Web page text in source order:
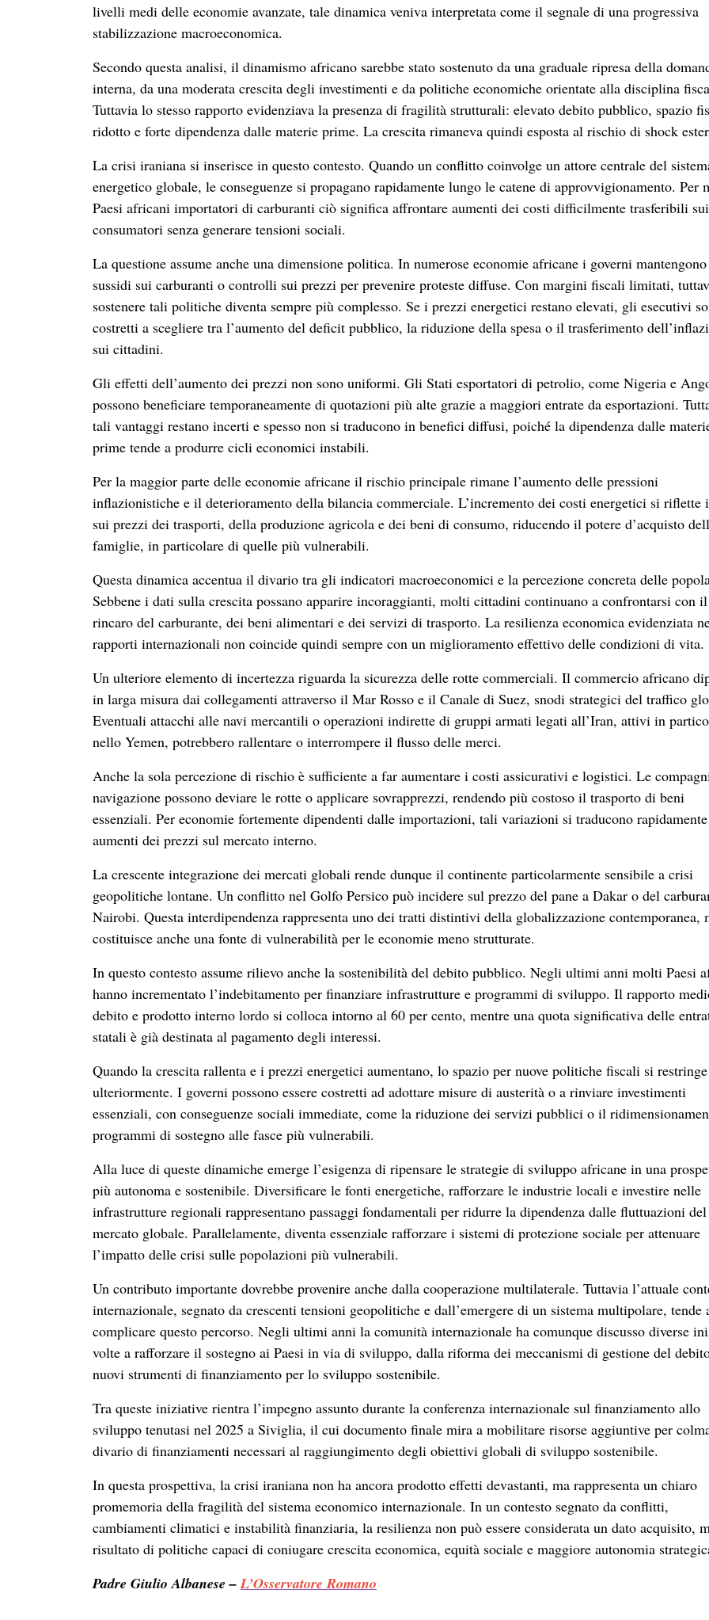
livelli medi delle economie avanzate, tale dinamica veniva interpretata come il segnale di una progressiva
stabilizzazione macroeconomica.
Secondo questa analisi, il dinamismo africano sarebbe stato sostenuto da una graduale ripresa della
interna, da una moderata crescita degli investimenti e da politiche economiche orientate alla disciplina
Tuttavia lo stesso rapporto evidenziava la presenza di fragilità strutturali: elevato debito pubblico, spazio
ridotto e forte dipendenza dalle materie prime. La crescita rimaneva quindi esposta al rischio di shock
La crisi iraniana si inserisce in questo contesto. Quando un conflitto coinvolge un attore centrale del
energetico globale, le conseguenze si propagano rapidamente lungo le catene di approvvigionamento. Per
Paesi africani importatori di carburanti ciò significa affrontare aumenti dei costi difficilmente trasferibili sui
consumatori senza generare tensioni sociali.
La questione assume anche una dimensione politica. In numerose economie africane i governi mantengono
sussidi sui carburanti o controlli sui prezzi per prevenire proteste diffuse. Con margini fiscali limitati,
sostenere tali politiche diventa sempre più complesso. Se i prezzi energetici restano elevati, gli esecutivi
costretti a scegliere tra l’aumento del deficit pubblico, la riduzione della spesa o il trasferimento
sui cittadini.
Gli effetti dell’aumento dei prezzi non sono uniformi. Gli Stati esportatori di petrolio, come Nigeria e
possono beneficiare temporaneamente di quotazioni più alte grazie a maggiori entrate da esportazioni.
tali vantaggi restano incerti e spesso non si traducono in benefici diffusi, poiché la dipendenza dalle
prime tende a produrre cicli economici instabili.
Per la maggior parte delle economie africane il rischio principale rimane l’aumento delle pressioni
inflazionistiche e il deterioramento della bilancia commerciale. L’incremento dei costi energetici si riflette
sui prezzi dei trasporti, della produzione agricola e dei beni di consumo, riducendo il potere d’acquisto
famiglie, in particolare di quelle più vulnerabili.
Questa dinamica accentua il divario tra gli indicatori macroeconomici e la percezione concreta delle
Sebbene i dati sulla crescita possano apparire incoraggianti, molti cittadini continuano a confrontarsi con il
rincaro del carburante, dei beni alimentari e dei servizi di trasporto. La resilienza economica evidenziata
rapporti internazionali non coincide quindi sempre con un miglioramento effettivo delle condizioni di vita.
Un ulteriore elemento di incertezza riguarda la sicurezza delle rotte commerciali. Il commercio africano
in larga misura dai collegamenti attraverso il Mar Rosso e il Canale di Suez, snodi strategici del traffico
Eventuali attacchi alle navi mercantili o operazioni indirette di gruppi armati legati all’Iran, attivi in
nello Yemen, potrebbero rallentare o interrompere il flusso delle merci.
Anche la sola percezione di rischio è sufficiente a far aumentare i costi assicurativi e logistici. Le
navigazione possono deviare le rotte o applicare sovrapprezzi, rendendo più costoso il trasporto di beni
essenziali. Per economie fortemente dipendenti dalle importazioni, tali variazioni si traducono
aumenti dei prezzi sul mercato interno.
La crescente integrazione dei mercati globali rende dunque il continente particolarmente sensibile a crisi
geopolitiche lontane. Un conflitto nel Golfo Persico può incidere sul prezzo del pane a Dakar o del
Nairobi. Questa interdipendenza rappresenta uno dei tratti distintivi della globalizzazione contemporanea,
costituisce anche una fonte di vulnerabilità per le economie meno strutturate.
In questo contesto assume rilievo anche la sostenibilità del debito pubblico. Negli ultimi anni molti Paesi
hanno incrementato l’indebitamento per finanziare infrastrutture e programmi di sviluppo. Il rapporto
debito e prodotto interno lordo si colloca intorno al 60 per cento, mentre una quota significativa delle
statali è già destinata al pagamento degli interessi.
Quando la crescita rallenta e i prezzi energetici aumentano, lo spazio per nuove politiche fiscali si restringe
ulteriormente. I governi possono essere costretti ad adottare misure di austerità o a rinviare investimenti
essenziali, con conseguenze sociali immediate, come la riduzione dei servizi pubblici o il
programmi di sostegno alle fasce più vulnerabili.
Alla luce di queste dinamiche emerge l’esigenza di ripensare le strategie di sviluppo africane in una
più autonoma e sostenibile. Diversificare le fonti energetiche, rafforzare le industrie locali e investire nelle
infrastrutture regionali rappresentano passaggi fondamentali per ridurre la dipendenza dalle fluttuazioni del
mercato globale. Parallelamente, diventa essenziale rafforzare i sistemi di protezione sociale per attenuare
l’impatto delle crisi sulle popolazioni più vulnerabili.
Un contributo importante dovrebbe provenire anche dalla cooperazione multilaterale. Tuttavia l’attuale
internazionale, segnato da crescenti tensioni geopolitiche e dall’emergere di un sistema multipolare, tende
complicare questo percorso. Negli ultimi anni la comunità internazionale ha comunque discusso diverse
volte a rafforzare il sostegno ai Paesi in via di sviluppo, dalla riforma dei meccanismi di gestione del
nuovi strumenti di finanziamento per lo sviluppo sostenibile.
Tra queste iniziative rientra l’impegno assunto durante la conferenza internazionale sul finanziamento allo
sviluppo tenutasi nel 2025 a Siviglia, il cui documento finale mira a mobilitare risorse aggiuntive per
divario di finanziamenti necessari al raggiungimento degli obiettivi globali di sviluppo sostenibile.
In questa prospettiva, la crisi iraniana non ha ancora prodotto effetti devastanti, ma rappresenta un chiaro
promemoria della fragilità del sistema economico internazionale. In un contesto segnato da conflitti,
cambiamenti climatici e instabilità finanziaria, la resilienza non può essere considerata un dato acquisito,
risultato di politiche capaci di coniugare crescita economica, equità sociale e maggiore autonomia
Padre Giulio Albanese –L’Osservatore Romano